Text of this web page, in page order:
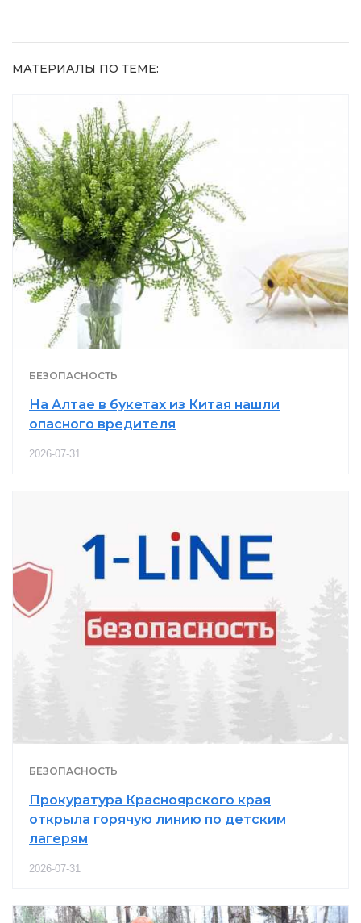
МАТЕРИАЛЫ ПО ТЕМЕ:
БЕЗОПАСНОСТЬ
На Алтае в букетах из Китая нашли
опасного вредителя
2026-07-31
БЕЗОПАСНОСТЬ
Прокуратура Красноярского края
открыла горячую линию по детским
лагерям
2026-07-31